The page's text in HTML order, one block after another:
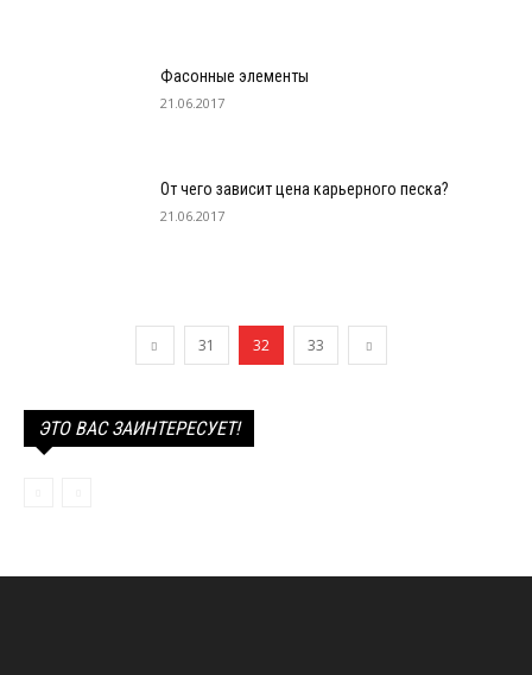
Фасонные элементы
21.06.2017
От чего зависит цена карьерного песка?
21.06.2017
31 32 33
ЭТО ВАС ЗАИНТЕРЕСУЕТ!